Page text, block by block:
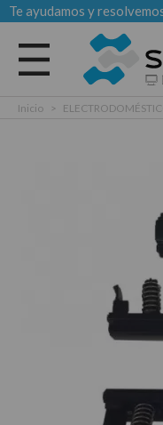
Te ayudamos y
Todas las categorias
Inicio >